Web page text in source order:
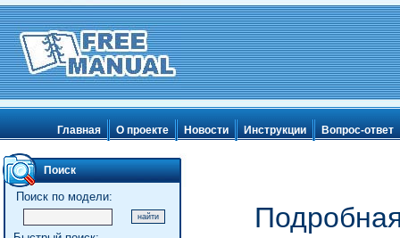
Главная О проекте Новости Инструкции Вопрос-ответ
Поиск
Поиск по модели: